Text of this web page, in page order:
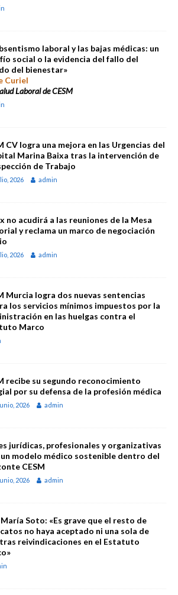
laboral y las bajas médicas: un
social o la evidencia del fallo del
del bienestar»
Curiel
Laboral de CESM
CV logra una mejora en las Urgencias del
Marina Baixa tras la intervención de
de Trabajo
2026 admin
no acudirá a las reuniones de la Mesa
y reclama un marco de negociación
2026 admin
Murcia logra dos nuevas sentencias
los servicios mínimos impuestos por la
en las huelgas contra el
Marco
recibe su segundo reconocimiento
por su defensa de la profesión médica
2026 admin
jurídicas, profesionales y organizativas
un modelo médico sostenible dentro del
CESM
2026 admin
Soto: «Es grave que el resto de
no haya aceptado ni una sola de
reivindicaciones en el Estatuto